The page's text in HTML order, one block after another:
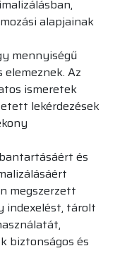
alapjainak
mennyiségű
Az
ismeretek
lekérdezések
és
megszerzett
indexelést, tárolt
biztonságos és